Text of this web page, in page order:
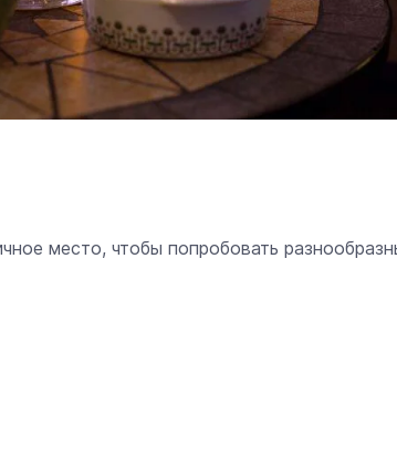
место, чтобы попробовать